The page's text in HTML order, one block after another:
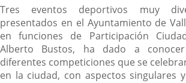
Descripción
Tres eventos deportivos muy
presentados en el Ayuntamiento de
en funciones de Participación
Alberto Bustos, ha dado a
diferentes competiciones que se
en la ciudad, con aspectos singulares